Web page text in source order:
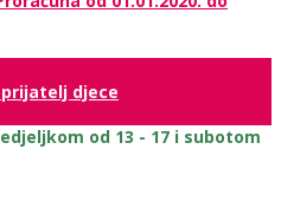
djece
od 13 - 17 i subotom